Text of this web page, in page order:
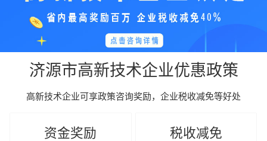
济源市高新技术企业优惠政策
高新技术企业可享政策咨询奖励，企业税收减免等好处
资金奖励 税收减免